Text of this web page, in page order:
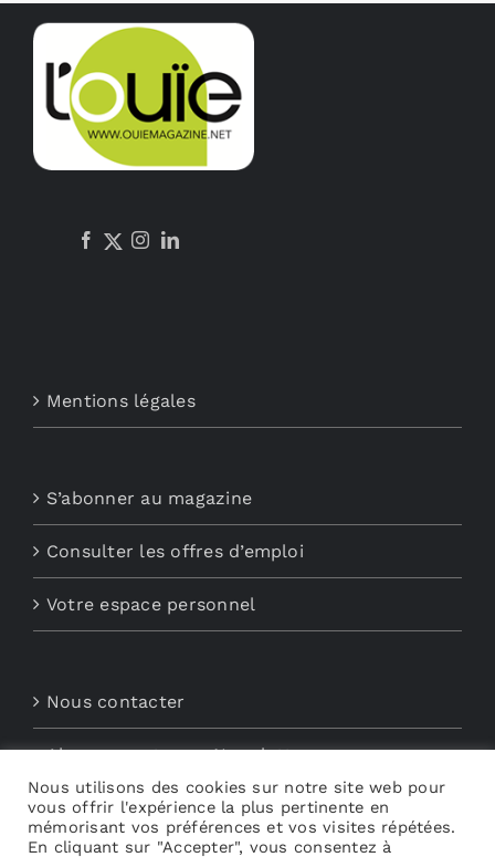
Mentions légales
S’abonner au magazine
Consulter les offres d’emploi
Votre espace personnel
Nous contacter
Abonnements aux Newsletters
Découvrez My Audio
Nous utilisons des cookies sur notre site web pour
vous offrir l'expérience la plus pertinente en
mémorisant vos préférences et vos visites répétées.
En cliquant sur "Accepter", vous consentez à